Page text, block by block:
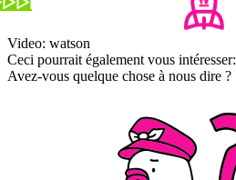
Video: watson
Ceci pourrait également vous intéresser:
Avez-vous quelque chose à nous dire ?